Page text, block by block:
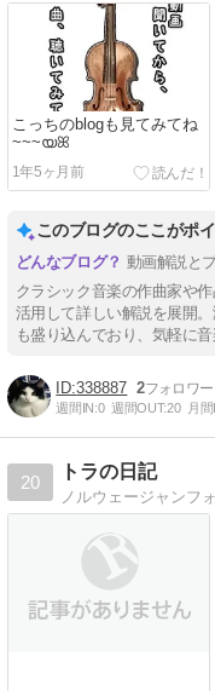
こっちのblogも見てみてね
~~~യꕤ
1年5ヶ月前
このブログのここがポ
動画解説と
クラシック音楽の作曲家や
活用して詳しい解説を展開
も盛り込んでおり、気軽に
338887 2
週間IN:0 週間OUT:20 月
20
トラの日記